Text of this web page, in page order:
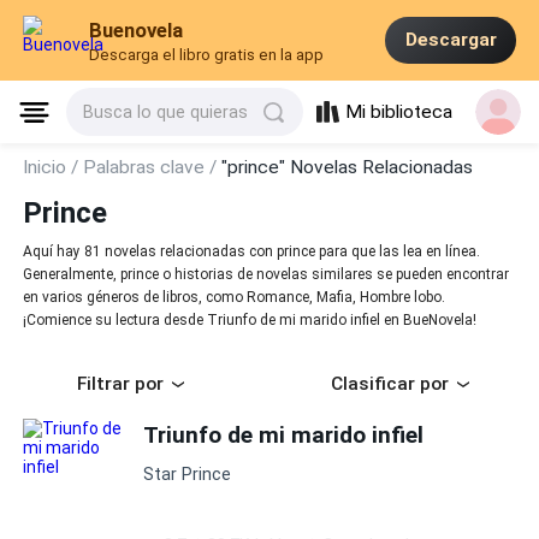
Buenovela
Descarga el libro gratis en la app
Descargar
Busca lo que quieras Mi biblioteca
Inicio / Palabras clave /"prince" Novelas Relacionadas
Prince
Aquí hay 81 novelas relacionadas con prince para que las lea en línea.
Generalmente, prince o historias de novelas similares se pueden encontrar
en varios géneros de libros, como Romance, Mafia, Hombre lobo.
¡Comience su lectura desde Triunfo de mi marido infiel en BueNovela!
Filtrar por Clasificar por
Triunfo de mi marido infiel
Star Prince